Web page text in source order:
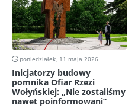
poniedziałek, 11 maja 2026
Inicjatorzy budowy
pomnika Ofiar Rzezi
Wołyńskiej: „Nie zostaliśmy
nawet poinformowani”